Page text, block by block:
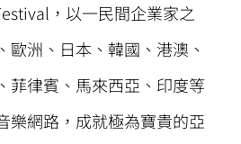
，以一民間企業家之
歐洲、日本、韓國、港澳、
菲律賓、馬來西亞、印度等
樂網路，成就極為寶貴的亞